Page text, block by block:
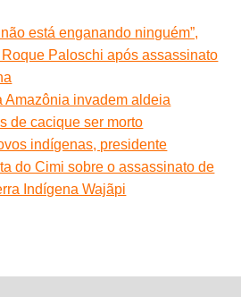
está enganando ninguém”,
Paloschi após assassinato
Amazônia invadem aldeia
de cacique ser morto
indígenas, presidente
do Cimi sobre o assassinato de
Indígena Wajãpi